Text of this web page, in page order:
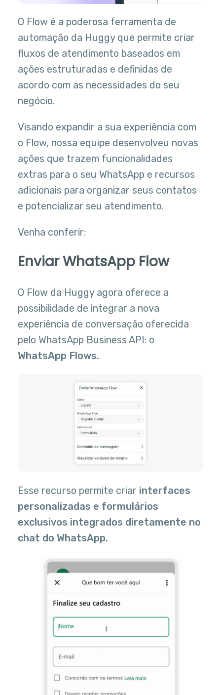
O Flow é a poderosa ferramenta de
automação da Huggy que permite criar
fluxos de atendimento baseados em
ações estruturadas e definidas de
acordo com as necessidades do seu
negócio.
Visando expandir a sua experiência com
o Flow, nossa equipe desenvolveu novas
ações que trazem funcionalidades
extras para o seu WhatsApp e recursos
adicionais para organizar seus contatos
e potencializar seu atendimento.
Venha conferir:
Enviar WhatsApp Flow
O Flow da Huggy agora oferece a
possibilidade de integrar a nova
experiência de conversação oferecida
pelo WhatsApp Business API: o
WhatsApp Flows.
Esse recurso permite criar interfaces
personalizadas e formulários
exclusivos integrados diretamente no
chat do WhatsApp.